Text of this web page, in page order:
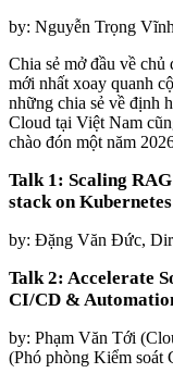
by: Nguyễn Trọng
Chia sẻ mở đầu về
mới nhất xoay quanh
những chia sẻ về định
Cloud tại Việt Nam
chào đón một năm
Talk 1: Scaling
stack on Kubernetes
by: Đặng Văn Đức,
Talk 2: Accelerate
CI/CD &
by: Phạm Văn Tới
(Phó phòng Kiểm soát